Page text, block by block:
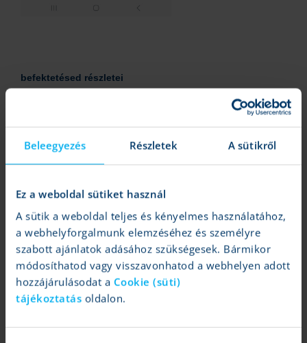
Beleegyezés Részletek A sütikről
Ez a weboldal sütiket használ
A sütik a weboldal teljes és kényelmes használatához,
a webhelyforgalmunk elemzéséhez és személyre
szabott ajánlatok adásához szükségesek. Bármikor
módosíthatod vagy visszavonhatod a webhelyen adott
hozzájárulásodat a Cookie (süti)
tájékoztatás oldalon.
befektetésed részletei
Megnézheted az értékpapírjaid bekerülési adatait összesítve,